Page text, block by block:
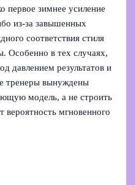
первое зимнее усиление
из-за завышенных
соответствия стиля
Особенно в тех случаях,
давлением результатов и
тренеры вынуждены
модель, а не строить
вероятность мгновенного